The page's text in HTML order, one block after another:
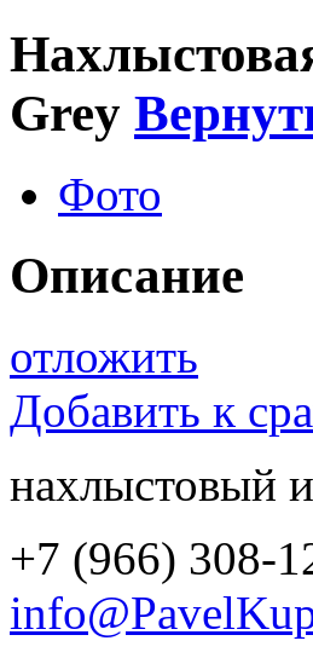
Grey
Фото
Описание
отложить
Добавить к
нахлыстовый
+7 (966) 308-